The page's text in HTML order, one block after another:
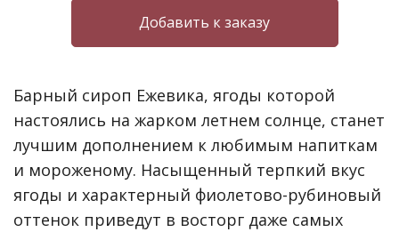
Барный сироп Ежевика, ягоды которой
настоялись на жарком летнем солнце, станет
лучшим дополнением к любимым напиткам
и мороженому. Насыщенный терпкий вкус
ягоды и характерный фиолетово-рубиновый
оттенок приведут в восторг даже самых